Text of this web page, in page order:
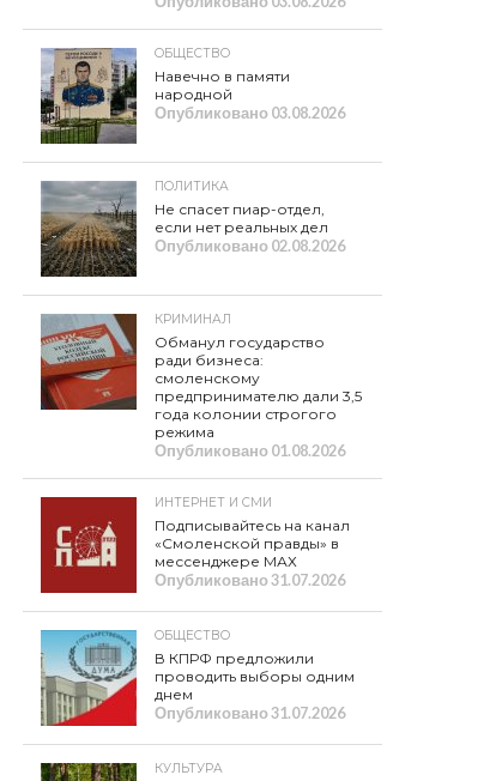
ОБЩЕСТВО
Навечно в памяти
народной
Опубликовано03.08.2026
ПОЛИТИКА
Не спасет пиар-отдел,
если нет реальных дел
Опубликовано02.08.2026
КРИМИНАЛ
Обманул государство
ради бизнеса:
смоленскому
предпринимателю дали 3,5
года колонии строгого
режима
Опубликовано01.08.2026
ИНТЕРНЕТ И СМИ
Подписывайтесь на канал
«Смоленской правды» в
мессенджере МАХ
Опубликовано31.07.2026
ОБЩЕСТВО
В КПРФ предложили
проводить выборы одним
днем
Опубликовано31.07.2026
КУЛЬТУРА